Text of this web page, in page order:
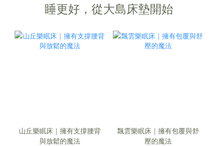
睡更好，從大島床墊開始
山丘樂眠床｜擁有支撐腰背
與放鬆的魔法
飄雲樂眠床｜擁有包覆與舒
壓的魔法